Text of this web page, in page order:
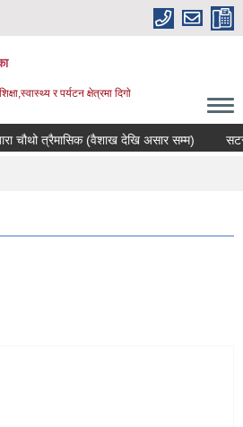
र पर्यटन क्षेत्रमा दिगाे
चौथो त्रैमासिक (वैशाख देखि असार सम्म) सटर